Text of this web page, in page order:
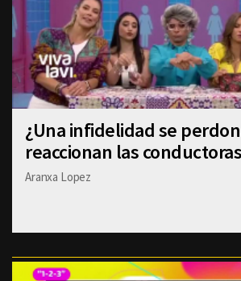
¿Una infidelidad se
reaccionan las conductoras
Aranxa Lopez